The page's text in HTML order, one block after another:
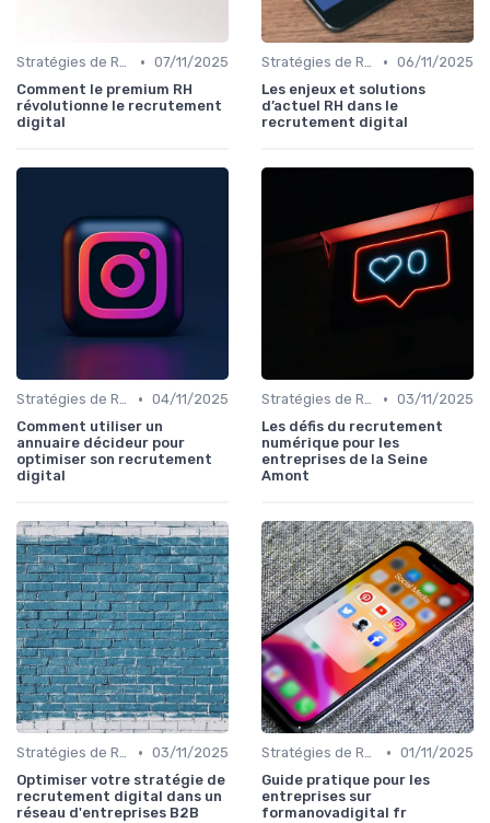
Stratégies de Recrutement Digital • 07/11/2025
Comment le premium RH
révolutionne le recrutement
digital
Stratégies de Recrutement Digital • 06/11/2025
Les enjeux et solutions
d’actuel RH dans le
recrutement digital
Stratégies de Recrutement Digital • 04/11/2025
Comment utiliser un
annuaire décideur pour
optimiser son recrutement
digital
Stratégies de Recrutement Digital • 03/11/2025
Les défis du recrutement
numérique pour les
entreprises de la Seine
Amont
Stratégies de Recrutement Digital • 03/11/2025
Optimiser votre stratégie de
recrutement digital dans un
réseau d'entreprises B2B
Stratégies de Recrutement Digital • 01/11/2025
Guide pratique pour les
entreprises sur
formanovadigital fr